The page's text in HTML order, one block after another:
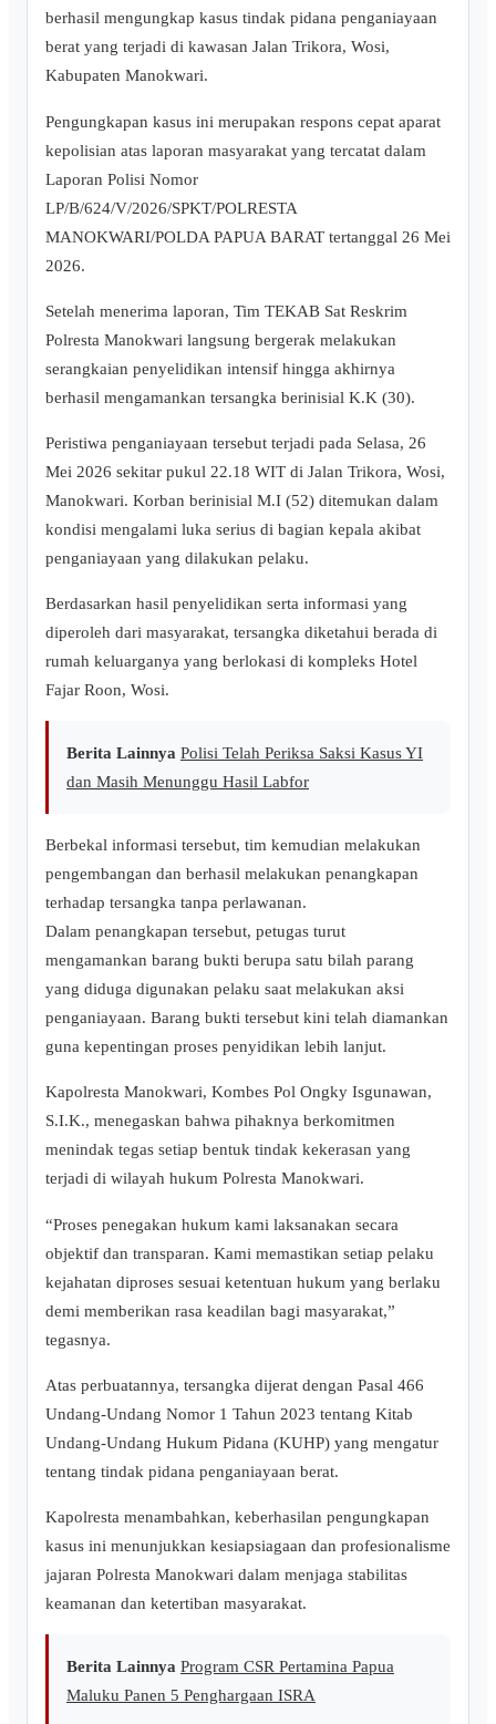
berhasil mengungkap kasus tindak pidana penganiayaan
berat yang terjadi di kawasan Jalan Trikora, Wosi,
Kabupaten Manokwari.
Pengungkapan kasus ini merupakan respons cepat aparat
kepolisian atas laporan masyarakat yang tercatat dalam
Laporan Polisi Nomor
LP/B/624/V/2026/SPKT/POLRESTA
MANOKWARI/POLDA PAPUA BARAT tertanggal 26 Mei
2026.
Setelah menerima laporan, Tim TEKAB Sat Reskrim
Polresta Manokwari langsung bergerak melakukan
serangkaian penyelidikan intensif hingga akhirnya
berhasil mengamankan tersangka berinisial K.K (30).
Peristiwa penganiayaan tersebut terjadi pada Selasa, 26
Mei 2026 sekitar pukul 22.18 WIT di Jalan Trikora, Wosi,
Manokwari. Korban berinisial M.I (52) ditemukan dalam
kondisi mengalami luka serius di bagian kepala akibat
penganiayaan yang dilakukan pelaku.
Berdasarkan hasil penyelidikan serta informasi yang
diperoleh dari masyarakat, tersangka diketahui berada di
rumah keluarganya yang berlokasi di kompleks Hotel
Fajar Roon, Wosi.
Berita Lainnya Polisi Telah Periksa Saksi Kasus YI
dan Masih Menunggu Hasil Labfor
Berbekal informasi tersebut, tim kemudian melakukan
pengembangan dan berhasil melakukan penangkapan
terhadap tersangka tanpa perlawanan.
Dalam penangkapan tersebut, petugas turut
mengamankan barang bukti berupa satu bilah parang
yang diduga digunakan pelaku saat melakukan aksi
penganiayaan. Barang bukti tersebut kini telah diamankan
guna kepentingan proses penyidikan lebih lanjut.
Kapolresta Manokwari, Kombes Pol Ongky Isgunawan,
S.I.K., menegaskan bahwa pihaknya berkomitmen
menindak tegas setiap bentuk tindak kekerasan yang
terjadi di wilayah hukum Polresta Manokwari.
“Proses penegakan hukum kami laksanakan secara
objektif dan transparan. Kami memastikan setiap pelaku
kejahatan diproses sesuai ketentuan hukum yang berlaku
demi memberikan rasa keadilan bagi masyarakat,”
tegasnya.
Atas perbuatannya, tersangka dijerat dengan Pasal 466
Undang-Undang Nomor 1 Tahun 2023 tentang Kitab
Undang-Undang Hukum Pidana (KUHP) yang mengatur
tentang tindak pidana penganiayaan berat.
Kapolresta menambahkan, keberhasilan pengungkapan
kasus ini menunjukkan kesiapsiagaan dan profesionalisme
jajaran Polresta Manokwari dalam menjaga stabilitas
keamanan dan ketertiban masyarakat.
Berita Lainnya Program CSR Pertamina Papua
Maluku Panen 5 Penghargaan ISRA